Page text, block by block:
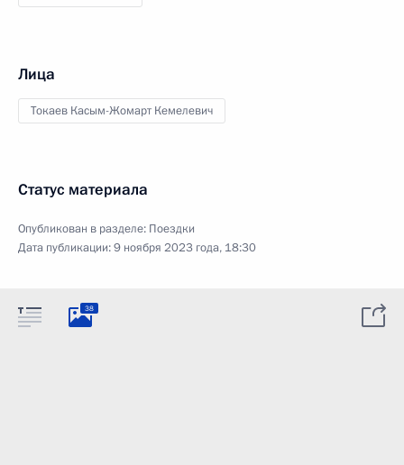
Лица
Токаев Касым-Жомарт Кемелевич
Статус материала
Опубликован в разделе: Поездки
Дата публикации:9 ноября 2023 года, 18:30
38